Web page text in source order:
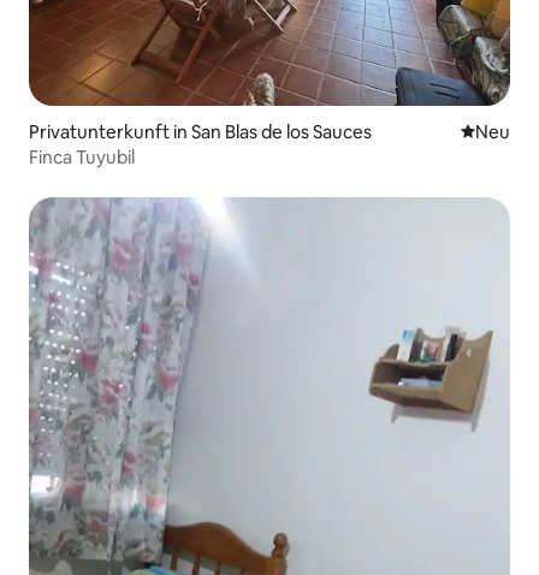
Privatunterkunft in San Blas de los Sauces Neue
Neu
Finca Tuyubil